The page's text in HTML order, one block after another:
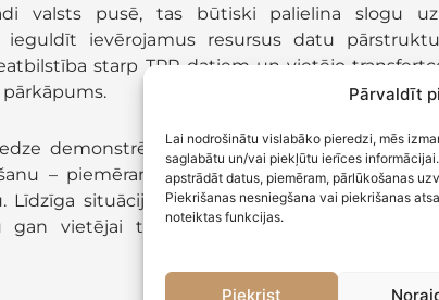
Pārvaldīt
Lai nodrošinātu vislabāko pieredzi, mēs
saglabātu un/vai piekļūtu ierīces
apstrādāt datus, piemēram, pārlūkošanas
Piekrišanas nesniegšana vai piekrišanas
noteiktas funkcijas.
Piekrist
valsts pusē, tas būtiski palielina slogu
ieguldīt ievērojamus resursus datu
starp TPR datiem un vietējo
demonstrē, ka šāda pieeja nav efektīva,
– piemēram, ja strukturētais pārskats
Līdzīga situācija veidojas arī Latvijā, kur
gan vietējai transfertcenu dokumentācijai,